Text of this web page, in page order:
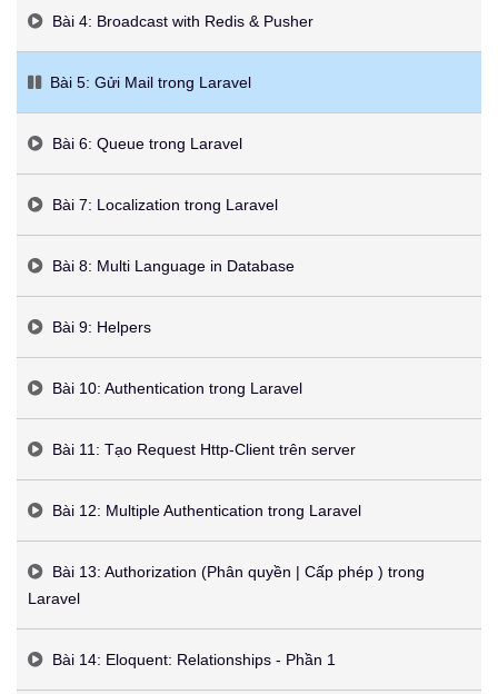
Bài 4: Broadcast with Redis & Pusher
Bài 5: Gửi Mail trong Laravel
Bài 6: Queue trong Laravel
Bài 7: Localization trong Laravel
Bài 8: Multi Language in Database
Bài 9: Helpers
Bài 10: Authentication trong Laravel
Bài 11: Tạo Request Http-Client trên server
Bài 12: Multiple Authentication trong Laravel
Bài 13: Authorization (Phân quyền | Cấp phép ) trong
Laravel
Bài 14: Eloquent: Relationships - Phần 1